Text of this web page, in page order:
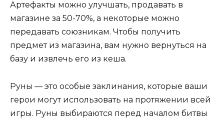
Артефакты можно улучшать, продавать в
магазине за 50-70%, а некоторые можно
передавать союзникам. Чтобы получить
предмет из магазина, вам нужно вернуться на
базу и извлечь его из кеша.
Руны — это особые заклинания, которые ваши
герои могут использовать на протяжении всей
игры. Руны выбираются перед началом битвы